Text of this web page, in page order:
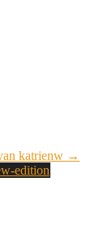
katrienw →
edition